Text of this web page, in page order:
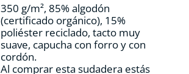
página
de
producto
350 g/m², 85% algodón
(certificado orgánico), 15%
poliéster reciclado, tacto muy
suave, capucha con forro y con
cordón.
Al comprar esta sudadera estás